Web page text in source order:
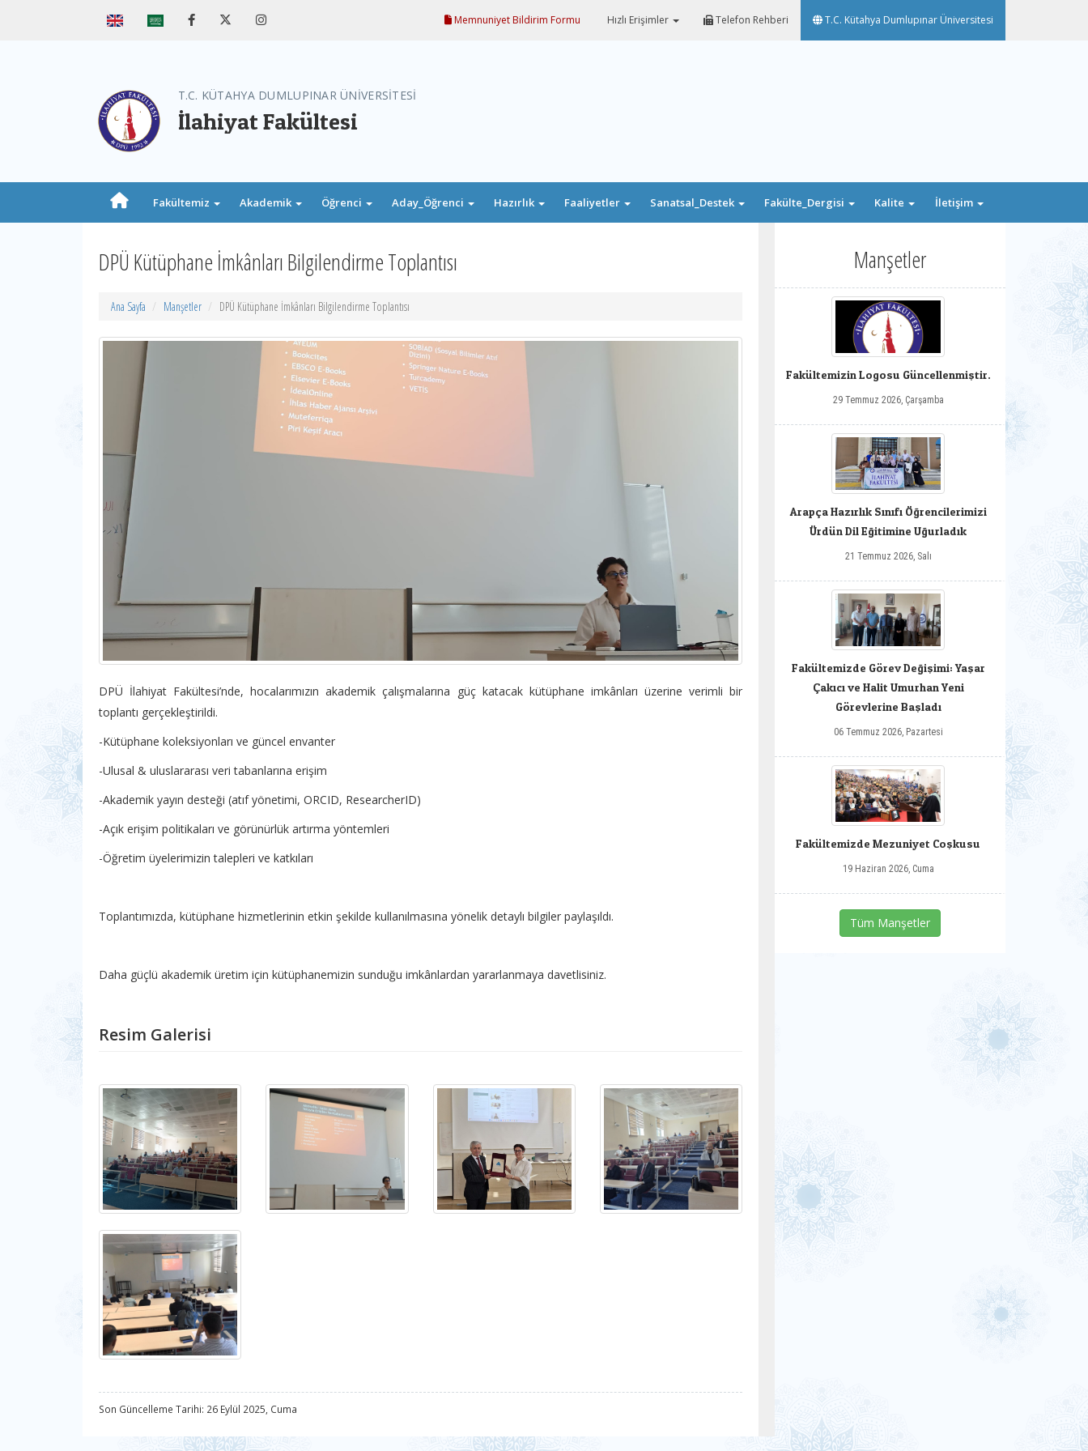
Memnuniyet Bildirim Formu Hızlı Erişimler Telefon Rehberi T.C. Kütahya Dumlupınar Üniversitesi
T.C. KÜTAHYA DUMLUPINAR ÜNİVERSİTESİ
İlahiyat Fakültesi
Fakültemiz Akademik Öğrenci Aday_Öğrenci Hazırlık Faaliyetler Sanatsal_Destek Fakülte_Dergisi Kalite İletişim
DPÜ Kütüphane İmkânları Bilgilendirme Toplantısı
Ana Sayfa Manşetler DPÜ Kütüphane İmkânları Bilgilendirme Toplantısı
DPÜ İlahiyat Fakültesi’nde, hocalarımızın akademik çalışmalarına güç katacak kütüphane imkânları üzerine verimli bir
toplantı gerçekleştirildi.
-Kütüphane koleksiyonları ve güncel envanter
-Ulusal & uluslararası veri tabanlarına erişim
-Akademik yayın desteği (atıf yönetimi, ORCID, ResearcherID)
-Açık erişim politikaları ve görünürlük artırma yöntemleri
-Öğretim üyelerimizin talepleri ve katkıları
Toplantımızda, kütüphane hizmetlerinin etkin şekilde kullanılmasına yönelik detaylı bilgiler paylaşıldı.
Daha güçlü akademik üretim için kütüphanemizin sunduğu imkânlardan yararlanmaya davetlisiniz.
Resim Galerisi
Son Güncelleme Tarihi: 26 Eylül 2025, Cuma
Manşetler
Fakültemizin Logosu Güncellenmiştir.
29 Temmuz 2026, Çarşamba
Arapça Hazırlık Sınıfı Öğrencilerimizi
Ürdün Dil Eğitimine Uğurladık
21 Temmuz 2026, Salı
Fakültemizde Görev Değişimi: Yaşar
Çakıcı ve Halit Umurhan Yeni
Görevlerine Başladı
06 Temmuz 2026, Pazartesi
Fakültemizde Mezuniyet Coşkusu
19 Haziran 2026, Cuma
Tüm Manşetler